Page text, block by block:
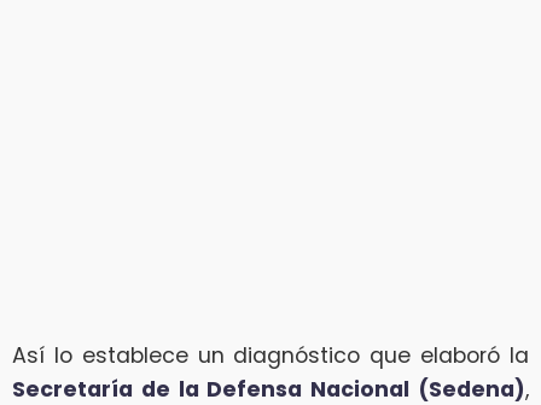
Así lo establece un diagnóstico que elaboró la
Secretaría de la Defensa Nacional (Sedena),